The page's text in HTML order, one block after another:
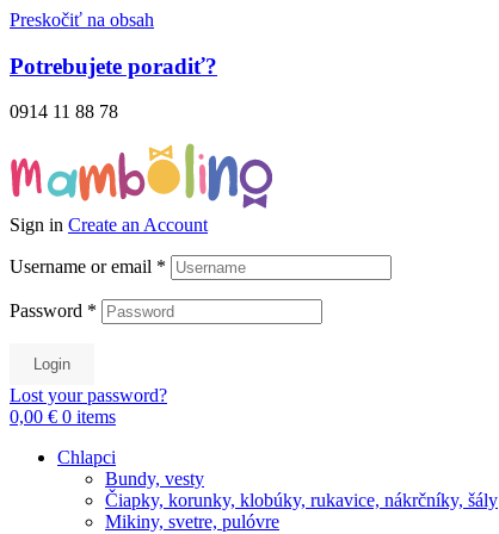
Preskočiť na obsah
Potrebujete poradiť?
0914 11 88 78
Sign in Create an Account
Username or email *
Password *
Login
Lost your password?
0,00 € 0 items
Chlapci
Bundy, vesty
Čiapky, korunky, klobúky, rukavice, nákrčníky, šály
Mikiny, svetre, pulóvre